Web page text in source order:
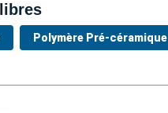
Polymère Pré-céramique